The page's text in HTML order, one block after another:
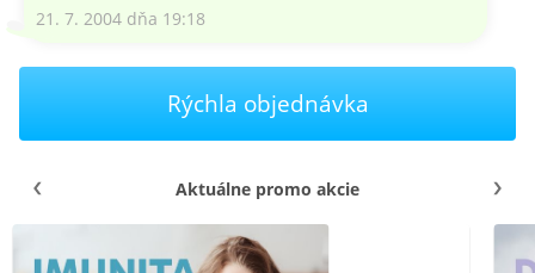
21. 7. 2004 dňa 19:18
Rýchla objednávka
Aktuálne promo akcie